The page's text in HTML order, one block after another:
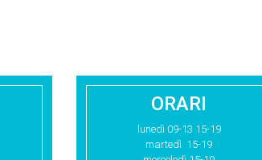
ORARI
lunedì 09-13 15-19
martedì 15-19